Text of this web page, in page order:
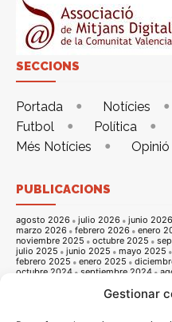
Gestionar
SECCIONS
Portada Notícies
Futbol
Política
Més Notícies
Opinió
PUBLICACIONS
agosto 2026 julio 2026 junio 2026
marzo 2026
febrero 2026 enero
noviembre 2025
octubre 2025
julio 2025
junio 2025 mayo 2025
febrero 2025
enero 2025
octubre 2024
septiembre 2024
noviembre 2023